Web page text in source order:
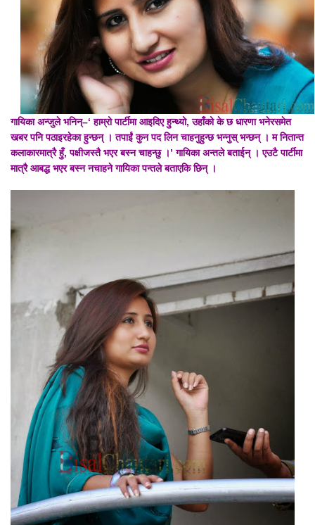
गायिका अन्जुले भनिन्–‘ हाम्रो पार्टीमा आइदिए हुन्थ्यो, उहाँको के छ धारणा भनेरसमेत
खबर पनि पठाइरहेका हुन्छन् । तपाईं कुन पद लिन चाहनुहुन्छ भन्नुस् भन्छन् । म नितान्त
कलाकारमात्रै हुँ, पक्षीजस्तै भएर बस्न चाहन्छु ।’ गायिका अन्तले बताईन् । एउटै पार्टीमा
मात्रै आबद्ध भएर बस्न नचाहने गायिका पन्तले बताएकि छिन् ।